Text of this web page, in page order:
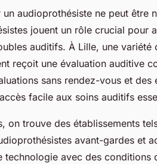
audioprothésiste ne peut être
jouent un rôle crucial pour
auditifs. À Lille, une
reçoit une évaluation auditive
sans rendez-vous et des
facile aux soins auditifs
on trouve des établissements
avant-gardes et
technologie avec des conditions